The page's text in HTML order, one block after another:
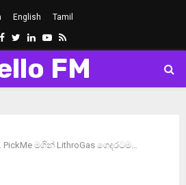
English Tamil
Facebook
Twitter
LinkedinYoutube
Rss
FM
මගින් LithroGas ගෙදරටම…